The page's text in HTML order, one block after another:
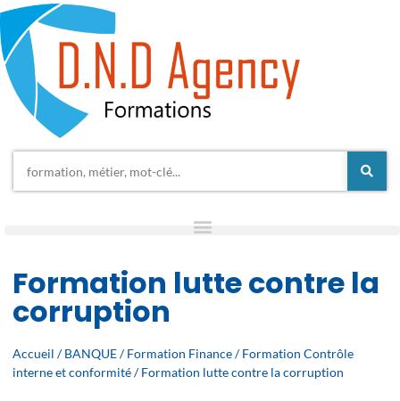
Formation lutte contre la
corruption
Accueil /BANQUE/Formation Finance/Formation Contrôle
interne et conformité/ Formation lutte contre la corruption